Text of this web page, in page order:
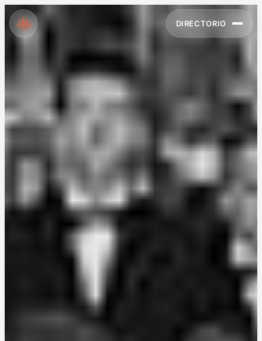
DIRECTORIO